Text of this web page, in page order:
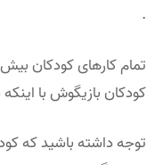
.
تمام کارهای کودکان
کودکان بازیگوش با
توجه داشته باشید که